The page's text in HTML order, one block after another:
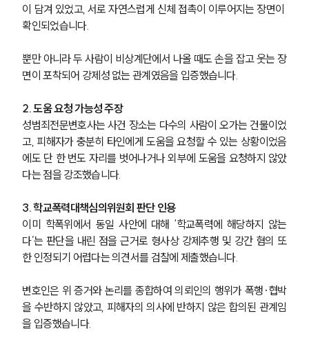
이 담겨 있었고, 서로 자연스럽게 신체 접촉이 이루어지는 장면이
확인되었습니다.
뿐만 아니라 두 사람이 비상계단에서 나올 때도 손을 잡고 웃는 장
면이 포착되어 강제성 없는 관계였음을 입증했습니다.
2. 도움 요청 가능성 주장
성범죄전문변호사는 사건 장소는 다수의 사람이 오가는 건물이었
고, 피해자가 충분히 타인에게 도움을 요청할 수 있는 상황이었음
에도 단 한 번도 자리를 벗어나거나 외부에 도움을 요청하지 않았
다는 점을 강조했습니다.
3. 학교폭력대책심의위원회 판단 인용
이미 학폭위에서 동일 사안에 대해 ‘학교폭력에 해당하지 않는
다’는 판단을 내린 점을 근거로 형사상 강제추행 및 강간 혐의 또
한 인정되기 어렵다는 의견서를 검찰에 제출했습니다.
변호인은 위 증거와 논리를 종합하여 의뢰인의 행위가 폭행·협박
을 수반하지 않았고, 피해자의 의사에 반하지 않은 합의된 관계임
을 입증했습니다.